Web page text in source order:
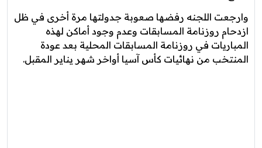
وارجعت اللجنه رفضها صعوبة جدولتها مرة أخرى في ظل
ازدحام روزنامة المسابقات وعدم وجود أماكن لهذه
المباريات في روزنامة المسابقات المحلية بعد عودة
المنتخب من نهائيات كأس آسيا أواخر شهر يناير المقبل.